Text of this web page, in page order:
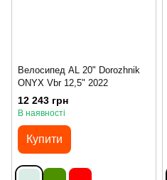
Велосипед AL 20" Dorozhnik
ONYX Vbr 12,5" 2022
12 243 грн
В наявності
Купити